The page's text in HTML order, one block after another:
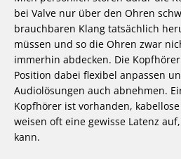
bei Valve nur über den Ohren
brauchbaren Klang tatsächlich
müssen und so die Ohren zwar
immerhin abdecken. Die
Position dabei flexibel anpassen
Audiolösungen auch abnehmen.
Kopfhörer ist vorhanden,
weisen oft eine gewisse Latenz
kann.